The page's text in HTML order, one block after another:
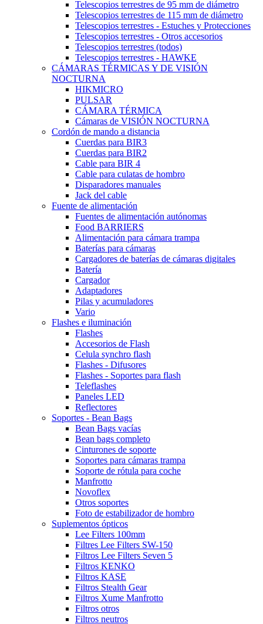
Telescopios terrestres de 95 mm de diámetro
Telescopios terrestres de 115 mm de diámetro
Telescopios terrestres - Estuches y Protecciones
Telescopios terrestres - Otros accesorios
Telescopios terrestres (todos)
Telescopios terrestres - HAWKE
CÁMARAS TÉRMICAS Y DE VISIÓN
NOCTURNA
HIKMICRO
PULSAR
CÁMARA TÉRMICA
Cámaras de VISIÓN NOCTURNA
Cordón de mando a distancia
Cuerdas para BIR3
Cuerdas para BIR2
Cable para BIR 4
Cable para culatas de hombro
Disparadores manuales
Jack del cable
Fuente de alimentación
Fuentes de alimentación autónomas
Food BARRIERS
Alimentación para cámara trampa
Baterías para cámaras
Cargadores de baterías de cámaras digitales
Batería
Cargador
Adaptadores
Pilas y acumuladores
Vario
Flashes e iluminación
Flashes
Accesorios de Flash
Celula synchro flash
Flashes - Difusores
Flashes - Soportes para flash
Teleflashes
Paneles LED
Reflectores
Soportes - Bean Bags
Bean Bags vacías
Bean bags completo
Cinturones de soporte
Soportes para cámaras trampa
Soporte de rótula para coche
Manfrotto
Novoflex
Otros soportes
Foto de estabilizador de hombro
Suplementos ópticos
Lee Filters 100mm
Filtres Lee Filters SW-150
Filtros Lee Filters Seven 5
Filtros KENKO
Filtros KASE
Filtros Stealth Gear
Filtros Xume Manfrotto
Filtros otros
Filtros neutros